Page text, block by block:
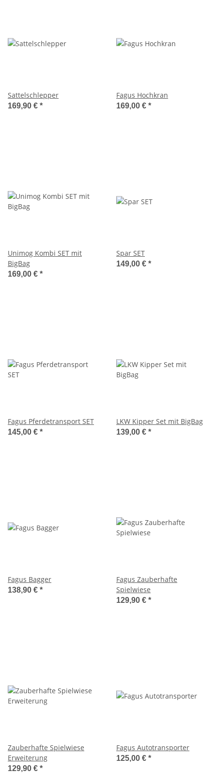
Sattelschlepper
169,90 € *
Fagus Hochkran
169,00 € *
Unimog Kombi SET mit
BigBag
169,00 € *
Spar SET
149,00 € *
Fagus Pferdetransport SET
145,00 € *
LKW Kipper Set mit BigBag
139,00 € *
Fagus Bagger
138,90 € *
Fagus Zauberhafte
Spielwiese
129,90 € *
Zauberhafte Spielwiese
Erweiterung
129,90 € *
Fagus Autotransporter
125,00 € *